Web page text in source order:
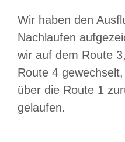
Wir haben den
Nachlaufen
wir auf dem Route
Route 4
über die Route 1
gelaufen.